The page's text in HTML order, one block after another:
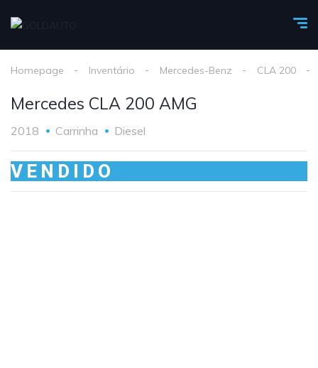
Homepage Inventário Mercedes-Benz CLA 200
Mercedes CLA 200 AMG
2018 Carrinha Diesel
VENDIDO